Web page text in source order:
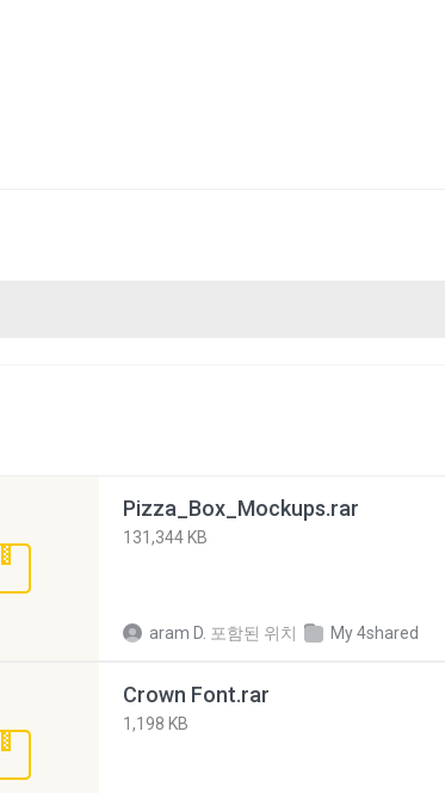
Pizza_Box_Mockups.rar
131,344 KB
aram D. 포함된 위치 My 4shared
Crown Font.rar
1,198 KB